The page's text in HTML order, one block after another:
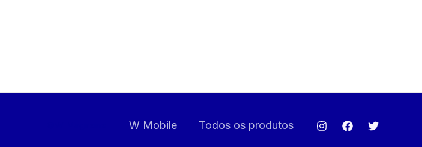
W Mobile Todos os produtos